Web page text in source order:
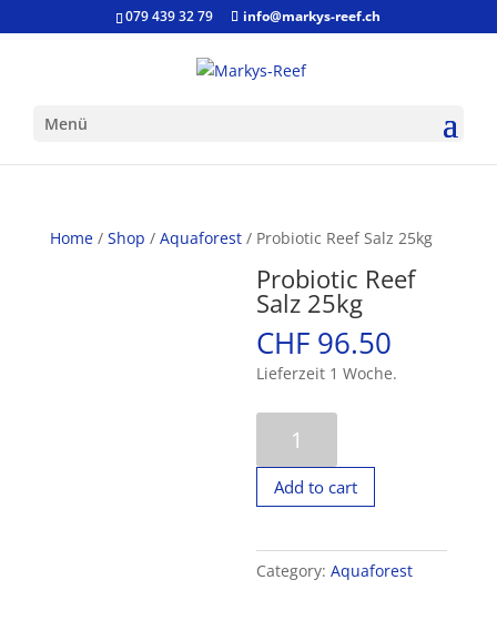
079 439 32 79 info@markys-reef.ch
Menü
Home/ Shop / Aquaforest/ Probiotic Reef Salz 25kg
Probiotic Reef
Salz 25kg
CHF 96.50
Lieferzeit 1 Woche.
Salz
25kg
Add to cart
Category:Aquaforest